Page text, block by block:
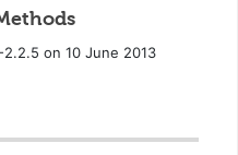
on 10 June 2013